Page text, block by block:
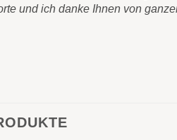
und ich danke Ihnen von